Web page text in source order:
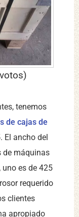
tenemos
de cajas de
El ancho del
de máquinas
uno es de 425
requerido
clientes
apropiado